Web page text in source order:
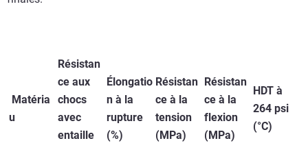
Matéria
u
Résistan
ce aux
chocs
avec
entaille
Élongatio
n à la
rupture
(%)
Résistan
ce à la
tension
(MPa)
Résistan
ce à la
flexion
(MPa)
HDT à
264 psi
(°C)